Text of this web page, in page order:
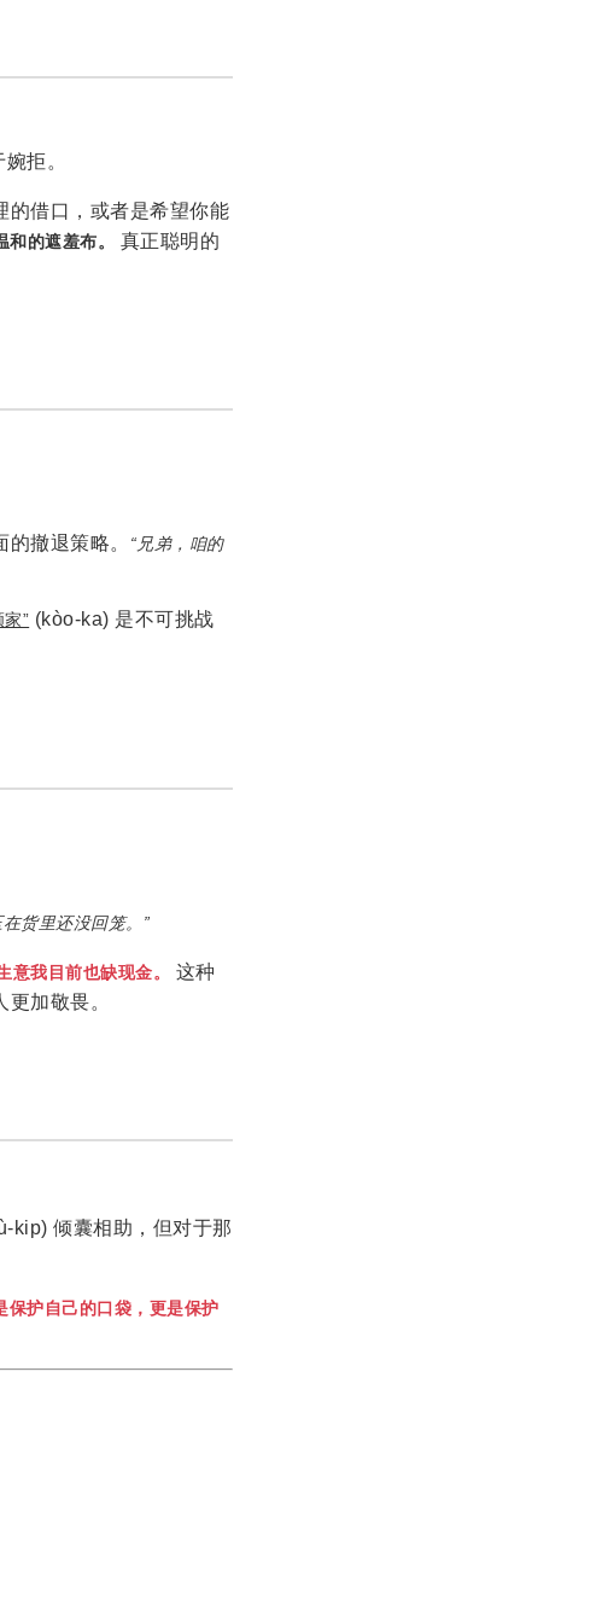
拒。
的借口，或者是希望你能
的遮羞布。
真正聪明的
撤退策略。
“兄弟，咱的
家” (kòo-ka) 是不可挑战
货里还没回笼。”
意我目前也缺现金。
这种
加敬畏。
kip) 倾囊相助，但对于那
保护自己的口袋，更是保护